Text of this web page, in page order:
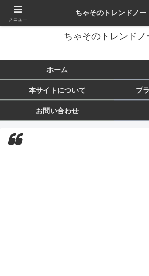
トレンド・芸能・旅行など気になるこ
ちゃそのトレンドノ
ホーム
本サイトについて プ
お問い合わせ
メニュー
ちゃそのトレンドノー